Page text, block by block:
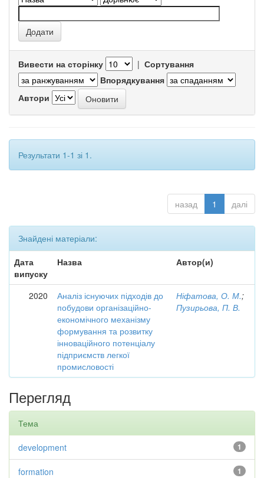
Вивести на сторінку | Сортування
Впорядкування
Автори
Результати 1-1 зі 1.
назад 1 далі
Знайдені матеріали:
Дата
випуску
Назва Автор(и)
2020
Аналіз існуючих підходів до
побудови організаційно-
економічного механізму
формування та розвитку
інноваційного потенціалу
підприємств легкої
промисловості
Ніфатова, О. М.;
Пузирьова, П. В.
Перегляд
Тема
1
development
1
formation